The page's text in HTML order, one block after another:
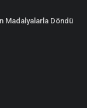
Madalyalarla Döndü